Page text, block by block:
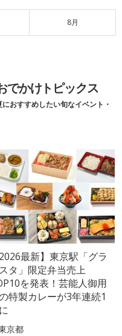
8月
でかけトピックス
おすすめしたい旬なイベント・
2026最新】東京駅「グラ
タ」限定弁当売上
を発表！芸能人御用
特製カレーが3年連続1
京都